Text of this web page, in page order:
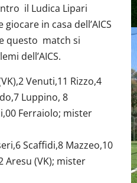
il Ludica Lipari
in casa dell’AICS
questo match si
dell’AICS.
Venuti,11 Rizzo,4
Luppino, 8
Ferraiolo; mister
Scaffidi,8 Mazzeo,10
Aresu (VK); mister